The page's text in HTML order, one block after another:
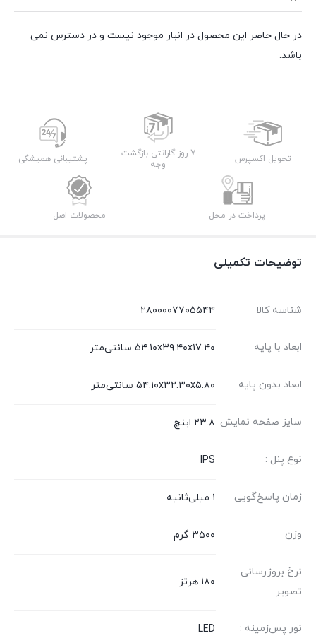
در حال حاضر این محصول در انبار موجود نیست و در دسترس نمی
باشد.
تحویل اکسپرس
7 روز گارانتی بازگشت
وجه
پشتیبانی همیشگی
پرداخت در محل محصولات اصل
توضیحات تکمیلی
شناسه کالا ۲۸۰۰۰۰۷۷۰۵۵۴۴
ابعاد با پایه ۵۴.۱۰x۳۹.۴۰x۱۷.۴۰ سانتی‌متر
ابعاد بدون پایه ۵۴.۱۰x۳۲.۳۰x۵.۸۰ سانتی‌متر
سایز صفحه نمایش ۲۳.۸ اینچ
نوع پنل : IPS
زمان پاسخ‌گویی ۱ میلی‌ثانیه
وزن ۳۵۰۰ گرم
نرخ بروزرسانی
تصویر
۱۸۰ هرتز
نور پس‌زمینه : LED